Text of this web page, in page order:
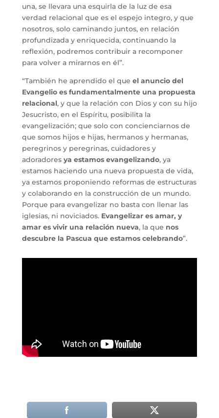
una, se llevara una esquirla de la luz de esa
verdad relacional que es el espejo integro, y que
nosotros, solo caminando juntos, en relación
profundizada y enriquecida, continuando la
reflexión, podremos contribuir a recomponer
para volver a mirarnos en él”.
“También he aprendido el que el anuncio del
Evangelio es fundamentalmente una propuesta
relacional, y que la relación con Dios y con su hijo
Jesucristo, en el Espíritu, posibilita la
evangelización; que solo con concienciarnos de
que somos hijos e hijas, hermanos y hermanas,
peregrinos y peregrinas, cuidadores y
adoradores ya estamos evangelizando, ya
estamos haciendo una nueva propuesta de vida,
ya estamos proponiendo reformas de estructuras
y colaborando en la construcción de un mundo.
Porque para evangelizar no basta con llenar las
iglesias, ni noviciados. Evangelizar es amar, y
amar es vivir una relación nueva, la que nos
descubre la Pascua que estamos celebrando”.